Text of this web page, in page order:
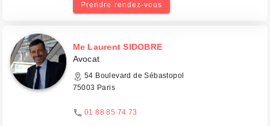
Prendre rendez-vous
Me Laurent SIDOBRE
Avocat
54 Boulevard de Sébastopol
75003 Paris
01 88 85 74 73